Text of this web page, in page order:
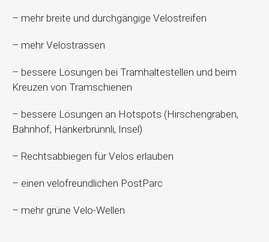
– mehr breite und durchgängige Velostreifen
– mehr Velostrassen
– bessere Lösungen bei Tramhaltestellen und beim
Kreuzen von Tramschienen
– bessere Lösungen an Hotspots (Hirschengraben,
Bahnhof, Hänkerbrünnli, Insel)
– Rechtsabbiegen für Velos erlauben
– einen velofreundlichen PostParc
– mehr grüne Velo-Wellen